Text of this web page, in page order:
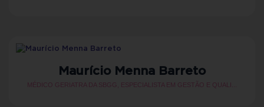
Maurício Menna Barreto
MÉDICO GERIATRA DA SBGG, ESPECIALISTA EM GESTÃO E QUALI...